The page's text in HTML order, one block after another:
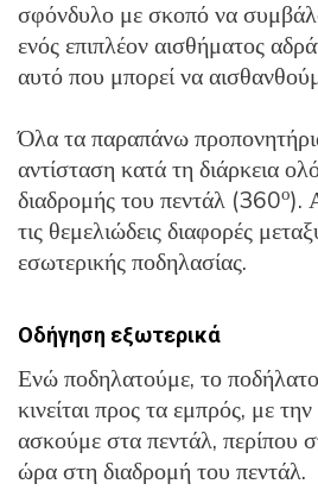
σφόνδυλο με σκοπό να
ενός επιπλέον αισθήματος
αυτό που μπορεί να
Όλα τα παραπάνω
αντίσταση κατά τη διάρκεια
διαδρομής του πεντάλ (360ο).
τις θεμελιώδεις διαφορές
εσωτερικής ποδηλασίας.
Οδήγηση εξωτερικά
Ενώ ποδηλατούμε, το ποδήλατο
κινείται προς τα εμπρός, με
ασκούμε στα πεντάλ, περίπου
ώρα στη διαδρομή του πεντάλ.